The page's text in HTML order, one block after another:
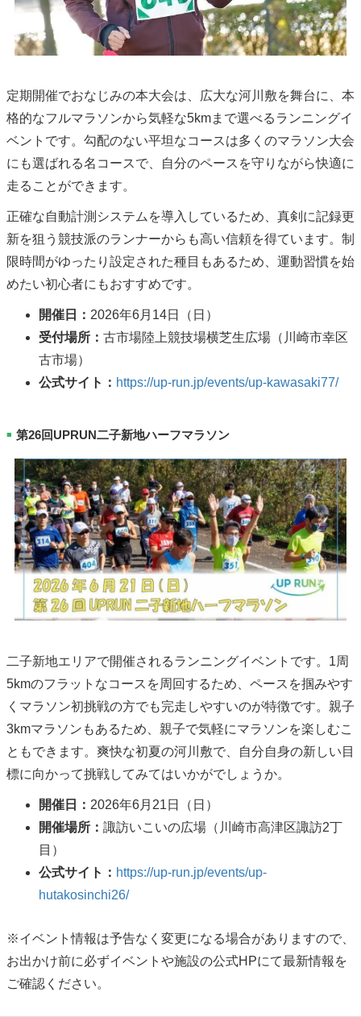
定期開催でおなじみの本大会は、広大な河川敷を舞台に、本
格的なフルマラソンから気軽な5kmまで選べるランニングイ
ベントです。勾配のない平坦なコースは多くのマラソン大会
にも選ばれる名コースで、自分のペースを守りながら快適に
走ることができます。
正確な自動計測システムを導入しているため、真剣に記録更
新を狙う競技派のランナーからも高い信頼を得ています。制
限時間がゆったり設定された種目もあるため、運動習慣を始
めたい初心者にもおすすめです。
開催日： 2026年6月14日（日）
受付場所： 古市場陸上競技場横芝生広場（川崎市幸区
古市場）
公式サイト： https://up-run.jp/events/up-kawasaki77/
■ 第26回UPRUN二子新地ハーフマラソン
二子新地エリアで開催されるランニングイベントです。1周
5kmのフラットなコースを周回するため、ペースを掴みやす
くマラソン初挑戦の方でも完走しやすいのが特徴です。親子
3kmマラソンもあるため、親子で気軽にマラソンを楽しむこ
ともできます。爽快な初夏の河川敷で、自分自身の新しい目
標に向かって挑戦してみてはいかがでしょうか。
開催日： 2026年6月21日（日）
開催場所： 諏訪いこいの広場（川崎市高津区諏訪2丁
目）
公式サイト： https://up-run.jp/events/up-
hutakosinchi26/
※イベント情報は予告なく変更になる場合がありますので、
お出かけ前に必ずイベントや施設の公式HPにて最新情報を
ご確認ください。